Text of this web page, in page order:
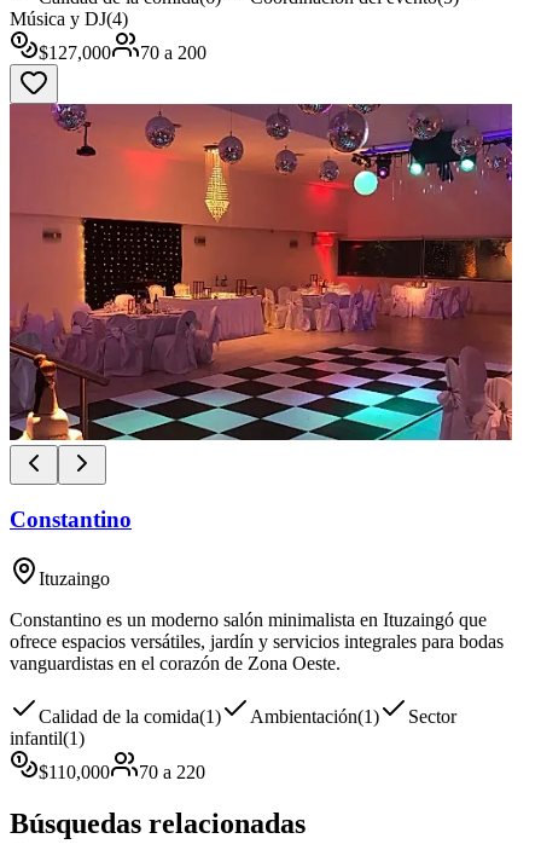
Música y DJ(4)
$127,000 70 a 200
Constantino
Ituzaingo
Constantino es un moderno salón minimalista en Ituzaingó que
ofrece espacios versátiles, jardín y servicios integrales para bodas
vanguardistas en el corazón de Zona Oeste.
Calidad de la comida(1) Ambientación(1)
Sector
infantil(1)
$110,000 70 a 220
Búsquedas relacionadas